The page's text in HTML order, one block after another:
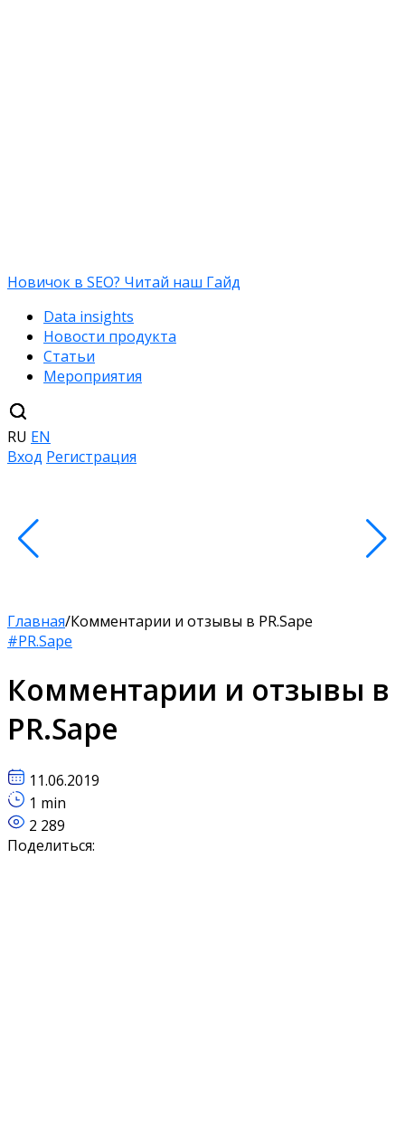
Новичок в SEO? Читай наш Гайд
Data insights
Новости продукта
Статьи
Мероприятия
RU EN
Вход Регистрация
Главная/Комментарии и отзывы в PR.Sape
#PR.Sape
Комментарии и отзывы в
PR.Sape
11.06.2019
1 min
2 289
Поделиться: